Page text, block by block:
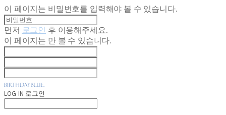
이 페이지는 비밀번호를 입력해야 볼 수 있습니다.
먼저 로그인 후 이용해주세요.
이 페이지는 만 볼 수 있습니다.
LOG IN 로그인